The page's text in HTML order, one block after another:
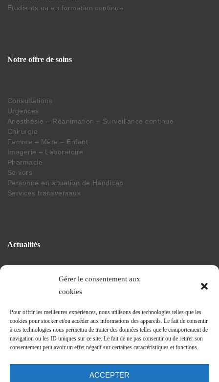
Gérer le consentement aux
cookies
Pour offrir les meilleures expériences, nous utilisons des technologies telles que les
cookies pour stocker et/ou accéder aux informations des appareils. Le fait de consentir
à ces technologies nous permettra de traiter des données telles que le comportement de
navigation ou les ID uniques sur ce site. Le fait de ne pas consentir ou de retirer son
consentement peut avoir un effet négatif sur certaines caractéristiques et fonctions.
ACCEPTER
Etudiants ou en formation continue
Notre offre de soins
Consultations
Urgences
Anesthésie – Réanimation – Surveillance continue
Chirurgie
Femme – Mère – Enfant
Imagerie – Laboratoire
Pharmacie
Seniors
Personne en situation de Handicap
Services transversaux
Actualités
Projet de nouvel hopital
Journal Trimestriel
Suivez nos actus